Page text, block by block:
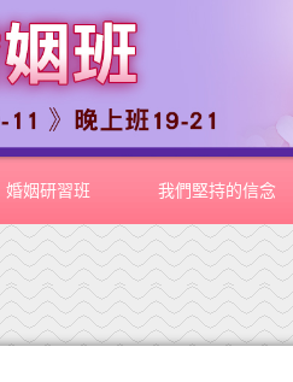
婚姻研習班 我們堅持的信念